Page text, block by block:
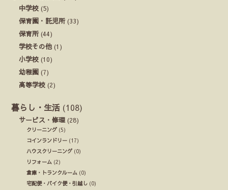
中学校 (5)
保育園・託児所(33)
保育所(44)
学校その他 (1)
小学校 (10)
幼稚園 (7)
高等学校 (2)
暮らし・生活 (108)
サービス・修理 (28)
クリーニング(5)
コインランドリー (17)
ハウスクリーニング(0)
リフォーム (2)
倉庫・トランクルーム (0)
宅配便・バイク便・引越し (0)